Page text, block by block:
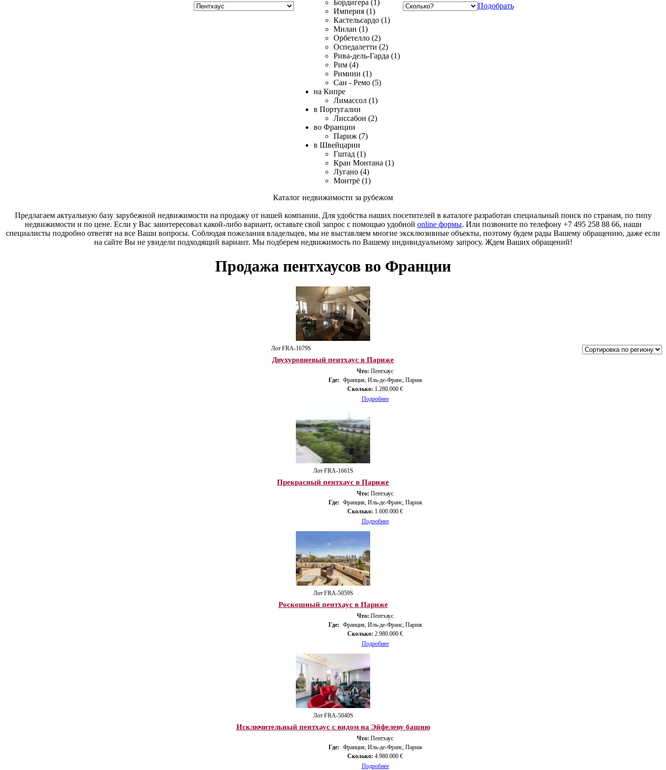
Бордигера (1)
Империя (1)
Кастельсардо (1)
Милан (1)
Орбетелло (2)
Оспедалетти (2)
Рива-дель-Гарда (1)
Рим (4)
Римини (1)
Сан - Ремо (5)
на Кипре
Лимассол (1)
в Португалии
Лиссабон (2)
во Франции
Париж (7)
в Швейцарии
Гштад (1)
Кран Монтана (1)
Лугано (4)
Монтрё (1)
Подобрать
Каталог недвижимости за рубежом
Предлагаем актуальную базу зарубежной недвижимости на продажу от нашей компании. Для удобства наших посетителей в каталоге разработан специальный поиск по странам, по типу
недвижимости и по цене. Если у Вас заинтересовал какой-либо вариант, оставьте свой запрос с помощью удобной online формы. Или позвоните по телефону +7 495 258 88 66, наши
специалисты подробно ответят на все Ваши вопросы. Соблюдая пожелания владельцев, мы не выставляем многие эксклюзивные объекты, поэтому будем рады Вашему обращению, даже если
на сайте Вы не увидели подходящий вариант. Мы подберем недвижимость по Вашему индивидуальному запросу. Ждем Ваших обращений!
Продажа пентхаусов во Франции
Лот FRA-1679S
Двухуровневый пентхаус в Париже
Что: Пентхаус
Где: Франция, Иль-де-Франс, Париж
Сколько: 1.280.000 €
Подробнее
Лот FRA-1661S
Прекрасный пентхаус в Париже
Что: Пентхаус
Где: Франция, Иль-де-Франс, Париж
Сколько: 1.600.000 €
Подробнее
Лот FRA-5059S
Роскошный пентхаус в Париже
Что: Пентхаус
Где: Франция, Иль-де-Франс, Париж
Сколько: 2.980.000 €
Подробнее
Лот FRA-5040S
Исключительный пентхаус с видом на Эйфелеву башню
Что: Пентхаус
Где: Франция, Иль-де-Франс, Париж
Сколько: 4.980.000 €
Подробнее